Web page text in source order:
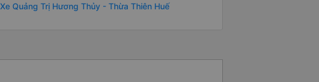
Xe Quảng Trị Hương Thủy - Thừa Thiên Huế